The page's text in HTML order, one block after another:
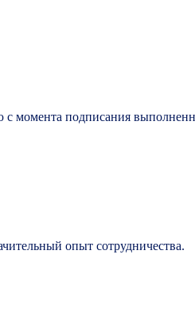
с момента подписания
опыт сотрудничества.